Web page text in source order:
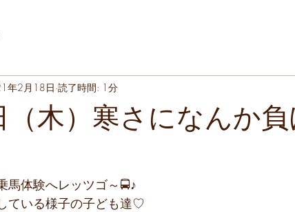
（木）寒さになんか
年2月18日 読了時間: 1分
馬体験へレッツゴ～🚍♪
ている様子の子ども達♡